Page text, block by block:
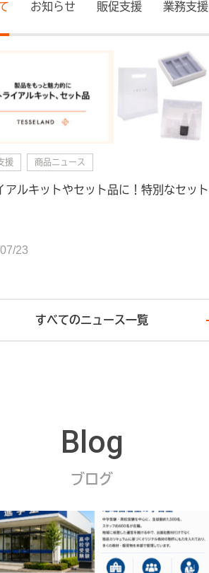
お知らせ 販促支援 業務支援
援 商品ニュース
アルキットやセット品に！特別なセット
23
すべてのニュース一覧
Blog
ブログ